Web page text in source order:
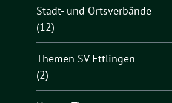
Stadt- und Ortsverbände
(12)
Themen SV Ettlingen
(2)